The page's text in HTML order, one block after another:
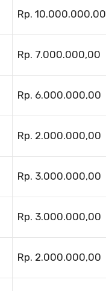
Rp. 10.000.000,00
Rp. 7.000.000,00
Rp. 6.000.000,00
Rp. 2.000.000,00
Rp. 3.000.000,00
Rp. 3.000.000,00
Rp. 2.000.000,00